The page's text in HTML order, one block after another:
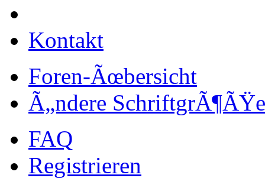
Kontakt
Foren-Ãœbersicht
Ã„ndere SchriftgrÃ¶ÃŸe
FAQ
Registrieren